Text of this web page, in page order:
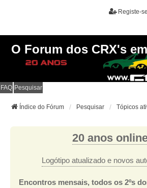
Registe-se
O Forum dos CRX's
FAQ Pesquisar
Índice do Fórum Pesquisar Tópicos
20 anos
Logótipo atualizado e novos
Encontros mensais, todos os 2ºs